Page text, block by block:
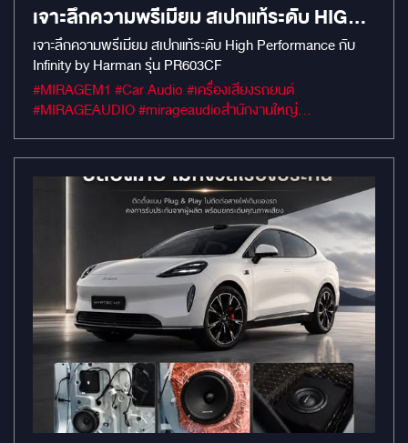
เจาะลึกความพรีเมียม สเปกแท้ระดับ HIGH
PERFORMANCE กับ INFINITY BY
HARMAN รุ่น PR603CF
เจาะลึกความพรีเมียม สเปกแท้ระดับ High Performance กับ
Infinity by Harman รุ่น PR603CF
#MIRAGEM1 #Car Audio #เครื่องเสียงรถยนต์
#MIRAGEAUDIO #mirageaudioสำนักงานใหญ่